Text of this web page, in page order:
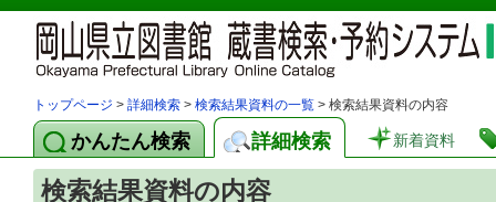
トップページ > 詳細検索 > 検索結果資料の一覧 > 検索結果資料の内容
かんたん検索 詳細検索 新着資料
検索結果資料の内容